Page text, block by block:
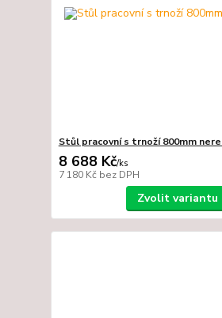
Stůl pracovní s trnoží 800mm
8 688 Kč/ks
7 180 Kč bez DPH
Zvolit variantu